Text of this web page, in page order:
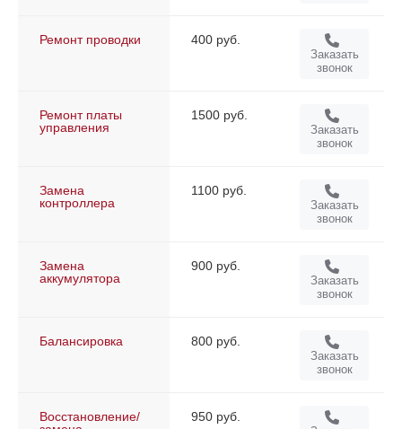
Ремонт проводки 400 руб.
Заказать
звонок
Ремонт платы
управления
1500 руб.
Заказать
звонок
Замена
контроллера
1100 руб.
Заказать
звонок
Замена
аккумулятора
900 руб.
Заказать
звонок
Балансировка 800 руб.
Заказать
звонок
Восстановление/
950 руб.